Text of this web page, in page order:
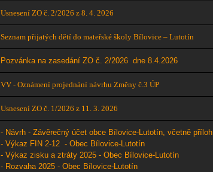
Usnesení ZO č. 2/2026 z 8. 4. 2026
Seznam přijatých dětí do mateřské školy Bílovice – Lutotín
Pozvánka na zasedání ZO č. 2/2026 dne 8.4.2026
VV - Oznámení projednání návrhu Změny č.3 ÚP
Usnesení ZO č. 1/2026 z 11. 3. 2026
- Návrh - Závěrečný účet obce Bílovice-Lutotín, včetně příloh
- Výkaz FIN 2-12 - Obec Bílovice-Lutotín
- Výkaz zisku a ztráty 2025 - Obec Bílovice-Lutotín
- Rozvaha 2025 - Obec Bílovice-Lutotín